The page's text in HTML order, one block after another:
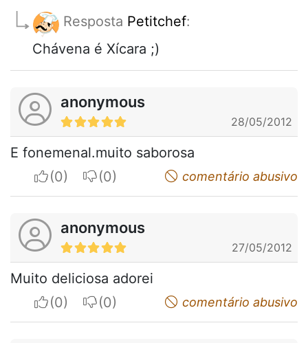
Resposta Petitchef:
Chávena é Xícara ;)
anonymous
28/05/2012
E fonemenal.muito saborosa
I apreciateI do not appreciatecomentário abusivo
anonymous
27/05/2012
Muito deliciosa adorei
I apreciateI do not appreciatecomentário abusivo